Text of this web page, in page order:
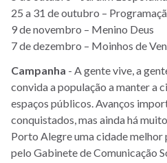
25 a 31 de outubro –
9 de novembro – Menino Deus
7 de dezembro – Moinhos de
Campanha - A gente vive, a
convida a população a manter a
espaços públicos. Avanços
conquistados, mas ainda há
Porto Alegre uma cidade melhor
pelo Gabinete de Comunicação